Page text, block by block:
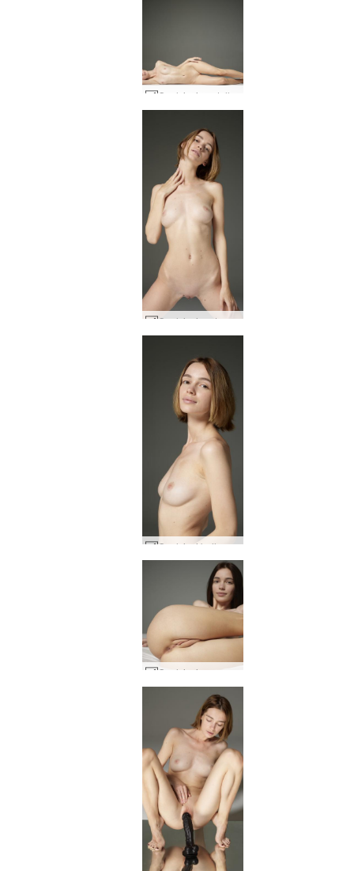
Qualsiasi nudo artistico di Moloko #20
Qualsiasi bellezza ucraina Moloko #21
Qualsiasi ragazza da sogno Moloko #8